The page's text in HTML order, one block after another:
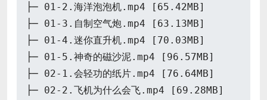
├─ 01-2.海洋泡泡机.mp4 [65.42MB]
├─ 01-3.自制空气炮.mp4 [63.13MB]
├─ 01-4.迷你直升机.mp4 [70.03MB]
├─ 01-5.神奇的磁沙泥.mp4 [96.57MB]
├─ 02-1.会轻功的纸片.mp4 [76.64MB]
├─ 02-2.飞机为什么会飞.mp4 [69.28MB]